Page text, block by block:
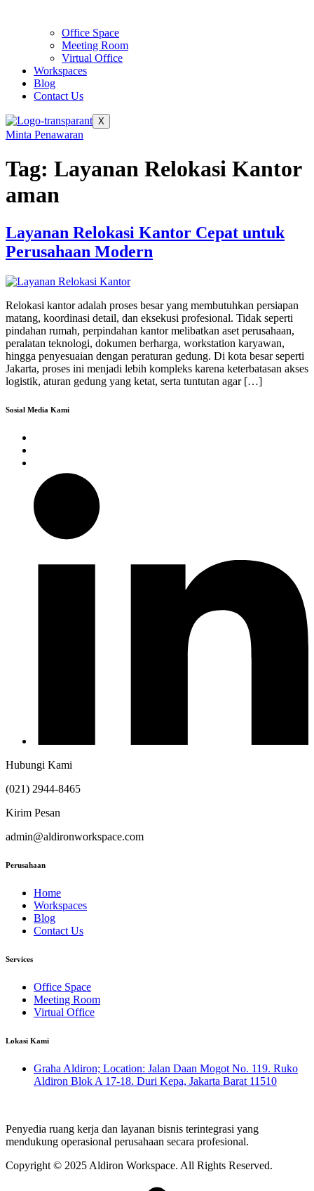
Office Space
Meeting Room
Virtual Office
Workspaces
Blog
Contact Us
X
Minta Penawaran
Tag: Layanan Relokasi Kantor
aman
Layanan Relokasi Kantor Cepat untuk
Perusahaan Modern
Relokasi kantor adalah proses besar yang membutuhkan persiapan
matang, koordinasi detail, dan eksekusi profesional. Tidak seperti
pindahan rumah, perpindahan kantor melibatkan aset perusahaan,
peralatan teknologi, dokumen berharga, workstation karyawan,
hingga penyesuaian dengan peraturan gedung. Di kota besar seperti
Jakarta, proses ini menjadi lebih kompleks karena keterbatasan akses
logistik, aturan gedung yang ketat, serta tuntutan agar […]
Sosial Media Kami
Hubungi Kami
(021) 2944-8465
Kirim Pesan
admin@aldironworkspace.com
Perusahaan
Home
Workspaces
Blog
Contact Us
Services
Office Space
Meeting Room
Virtual Office
Lokasi Kami
Graha Aldiron; Location: Jalan Daan Mogot No. 119. Ruko
Aldiron Blok A 17-18. Duri Kepa, Jakarta Barat 11510
Penyedia ruang kerja dan layanan bisnis terintegrasi yang
mendukung operasional perusahaan secara profesional.
Copyright © 2025 Aldiron Workspace. All Rights Reserved.